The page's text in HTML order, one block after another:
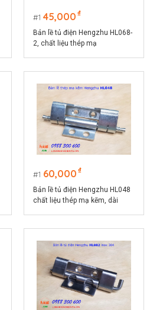
1 45,000 ₫
Bản lề tủ điện Hengzhu HL068-
2, chất liệu thép mạ
1 60,000 ₫
Bản lề tủ điện Hengzhu HL048
chất liệu thép mạ kẽm, dài